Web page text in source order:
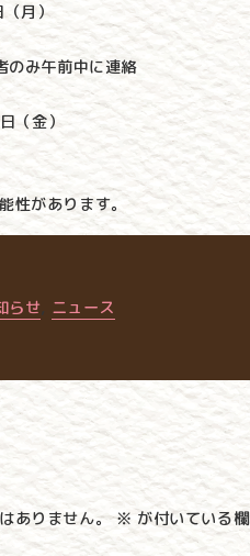
月）
み午前中に連絡
（金）
があります。
らせ ニュース
ありません。 ※ が付いている欄